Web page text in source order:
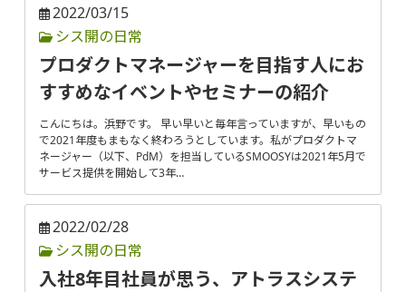
2022/03/15
シス開の日常
プロダクトマネージャーを目指す人にお
すすめなイベントやセミナーの紹介
こんにちは。浜野です。 早い早いと毎年言っていますが、早いもの
で2021年度もまもなく終わろうとしています。私がプロダクトマ
ネージャー（以下、PdM）を担当しているSMOOSYは2021年5月で
サービス提供を開始して3年…
2022/02/28
シス開の日常
入社8年目社員が思う、アトラスシステ